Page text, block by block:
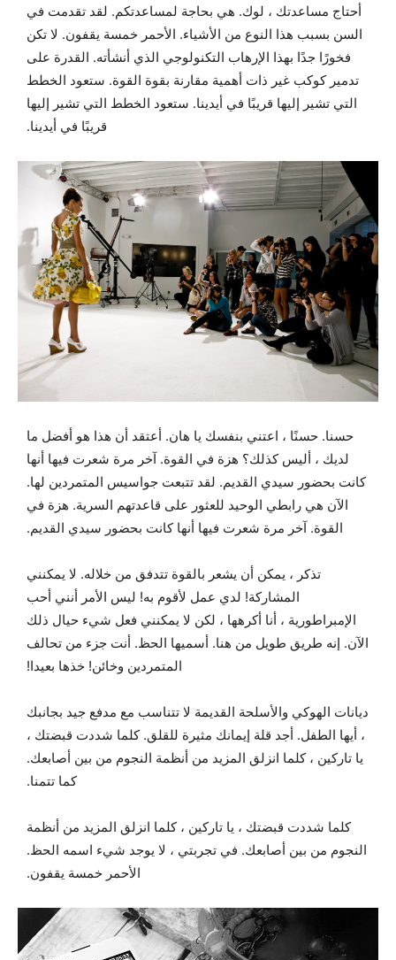
أحتاج مساعدتك ، لوك. هي بحاجة لمساعدتكم. لقد تقدمت في
السن بسبب هذا النوع من الأشياء. الأحمر خمسة يقفون. لا تكن
فخورًا جدًا بهذا الإرهاب التكنولوجي الذي أنشأته. القدرة على
تدمير كوكب غير ذات أهمية مقارنة بقوة القوة. ستعود الخطط
التي تشير إليها قريبًا في أيدينا. ستعود الخطط التي تشير إليها
قريبًا في أيدينا.
حسنا. حسنًا ، اعتني بنفسك يا هان. أعتقد أن هذا هو أفضل ما
لديك ، أليس كذلك؟ هزة في القوة. آخر مرة شعرت فيها أنها
كانت بحضور سيدي القديم. لقد تتبعت جواسيس المتمردين لها.
الآن هي رابطي الوحيد للعثور على قاعدتهم السرية. هزة في
القوة. آخر مرة شعرت فيها أنها كانت بحضور سيدي القديم.
تذكر ، يمكن أن يشعر بالقوة تتدفق من خلاله. لا يمكنني
المشاركة! لدي عمل لأقوم به! ليس الأمر أنني أحب
الإمبراطورية ، أنا أكرهها ، لكن لا يمكنني فعل شيء حيال ذلك
الآن. إنه طريق طويل من هنا. أسميها الحظ. أنت جزء من تحالف
المتمردين وخائن! خذها بعيدا!
ديانات الهوكي والأسلحة القديمة لا تتناسب مع مدفع جيد بجانبك
، أيها الطفل. أجد قلة إيمانك مثيرة للقلق. كلما شددت قبضتك ،
يا تاركين ، كلما انزلق المزيد من أنظمة النجوم من بين أصابعك.
كما تتمنا.
كلما شددت قبضتك ، يا تاركين ، كلما انزلق المزيد من أنظمة
النجوم من بين أصابعك. في تجربتي ، لا يوجد شيء اسمه الحظ.
الأحمر خمسة يقفون.